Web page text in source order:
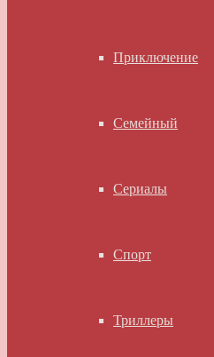
Приключение
Семейный
Сериалы
Спорт
Триллеры